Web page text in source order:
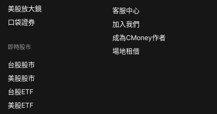
美股放大鏡
口袋證券
即時股市
台股股市
美股股市
台股ETF
美股ETF
客服中心
加入我們
成為CMoney作者
場地租借